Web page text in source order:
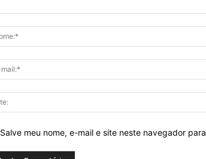
Salve meu nome, e-mail e site neste navegador